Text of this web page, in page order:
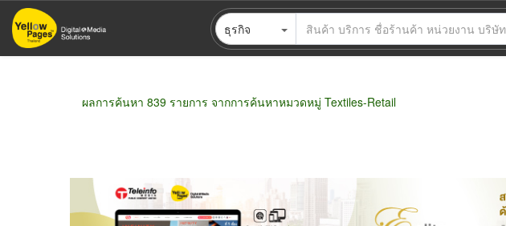
ข้าม
ไป
ธุรกิจ
ผลการค้นหา 839 รายการ จากการค้นหาหมวดหมู่ Textiles-Retail
ขายส่ง ขายปลีก ผู้ผลิต ตัวแทนจัดจำหน่าย ผู้ส่งออก/นำเข้า